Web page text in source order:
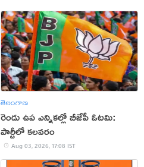
తెలంగాణ
రెండు ఉప ఎన్నికల్లో బీజేపీ ఓటమి:
పార్టీలో కలవరం
Aug 03, 2026, 17:08 IST